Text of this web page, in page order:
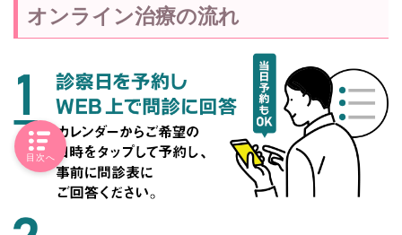
オンライン治療の流れ
目次へ